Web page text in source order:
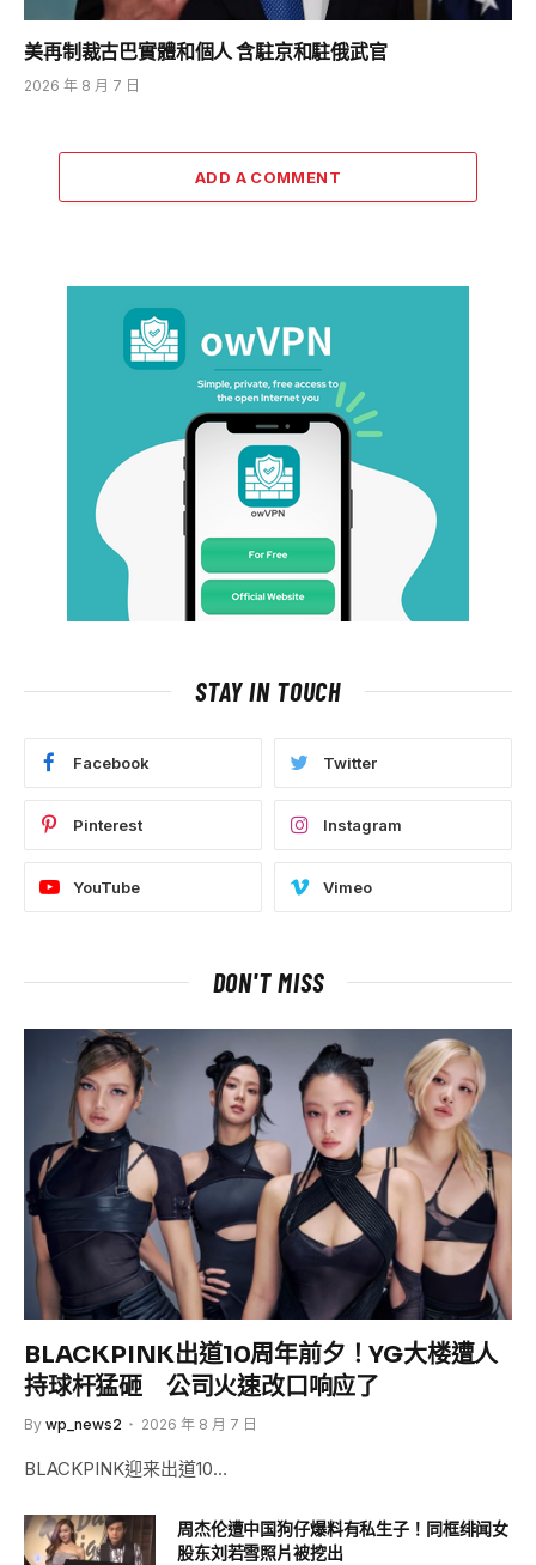
美再制裁古巴實體和個人 含駐京和駐俄武官
2026 年 8 月 7 日
ADD A COMMENT
STAY IN TOUCH
Facebook Twitter
Pinterest Instagram
YouTube Vimeo
DON'T MISS
BLACKPINK出道10周年前夕！YG大楼遭人
持球杆猛砸 公司火速改口响应了
By wp_news2 2026 年 8 月 7 日
BLACKPINK迎来出道10…
周杰伦遭中国狗仔爆料有私生子！同框绯闻女
股东刘若雪照片被挖出